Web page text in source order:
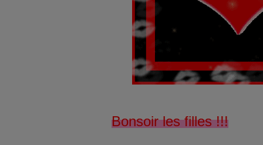
Bonsoir les filles !!!